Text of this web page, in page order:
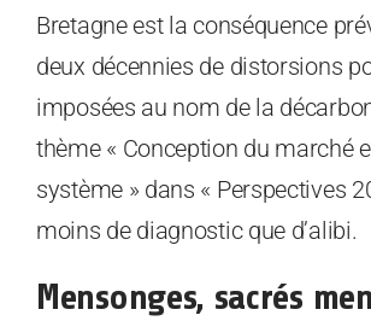
Bretagne est la conséquence
deux décennies de distorsions
imposées au nom de la
thème « Conception du marché
système » dans « Perspectives
moins de diagnostic que d’alibi.
Mensonges, sacrés